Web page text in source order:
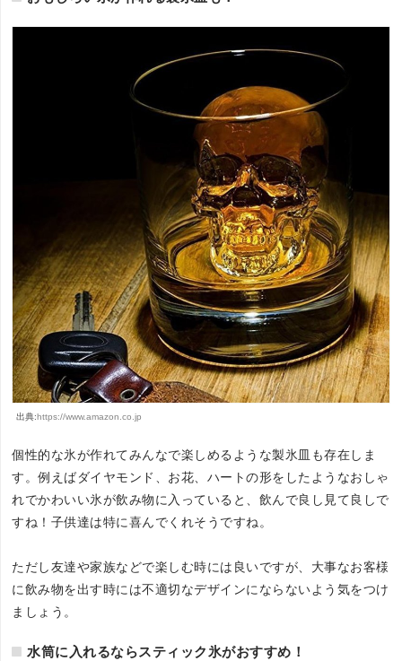
出典:https://www.amazon.co.jp
個性的な氷が作れてみんなで楽しめるような製氷皿も存在しま
す。例えばダイヤモンド、お花、ハートの形をしたようなおしゃ
れでかわいい氷が飲み物に入っていると、飲んで良し見て良しで
すね！子供達は特に喜んでくれそうですね。
ただし友達や家族などで楽しむ時には良いですが、大事なお客様
に飲み物を出す時には不適切なデザインにならないよう気をつけ
ましょう。
水筒に入れるならスティック氷がおすすめ！